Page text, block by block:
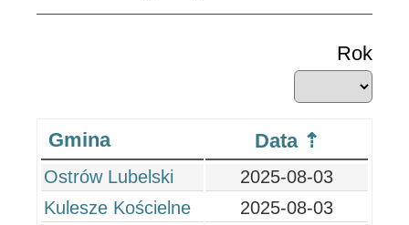
Rok
Gmina Data
Ostrów Lubelski
2025-08-03
Kulesze Kościelne
2025-08-03